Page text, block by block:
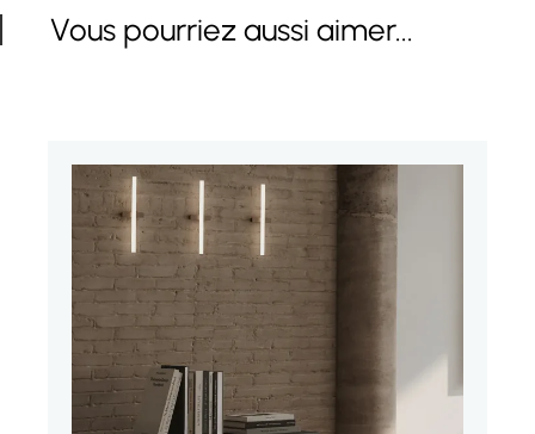
Vous pourriez aussi aimer...